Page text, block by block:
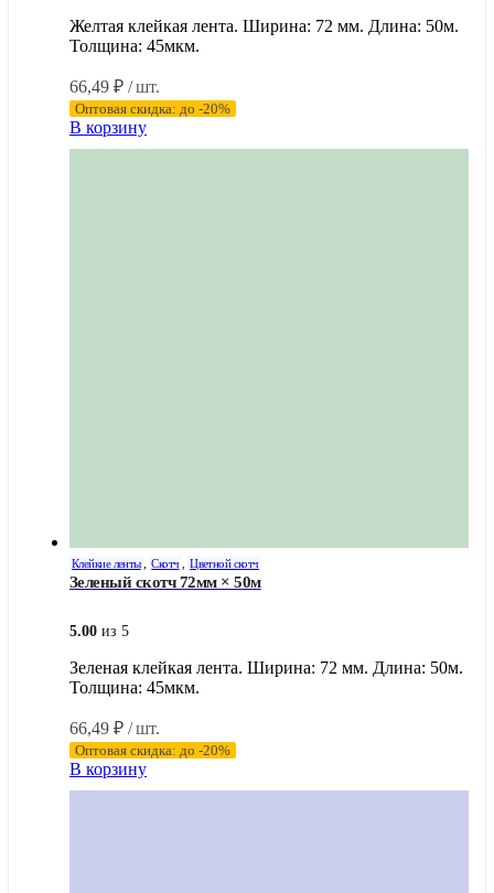
Желтая клейкая лента. Ширина: 72 мм. Длина: 50м.
Толщина: 45мкм.
66,49 ₽ / шт.
Оптовая скидка: до -20%
В корзину
Клейкие ленты, Скотч , Цветной скотч
Зеленый скотч 72мм × 50м
5.00 из 5
Зеленая клейкая лента. Ширина: 72 мм. Длина: 50м.
Толщина: 45мкм.
66,49 ₽ / шт.
Оптовая скидка: до -20%
В корзину